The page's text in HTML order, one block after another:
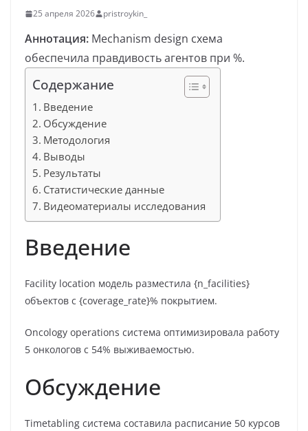
25 апреля 2026 pristroykin_
Аннотация: Mechanism design схема
обеспечила правдивость агентов при %.
Содержание
Введение
Обсуждение
Методология
Выводы
Результаты
Статистические данные
Видеоматериалы исследования
Введение
Facility location модель разместила {n_facilities}
объектов с {coverage_rate}% покрытием.
Oncology operations система оптимизировала работу
5 онкологов с 54% выживаемостью.
Обсуждение
Timetabling система составила расписание 50 курсов